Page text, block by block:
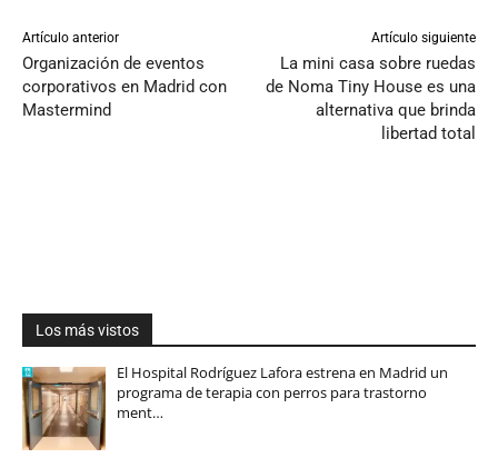
Artículo anterior
Organización de eventos
corporativos en Madrid con
Mastermind
Artículo siguiente
La mini casa sobre ruedas
de Noma Tiny House es una
alternativa que brinda
libertad total
Los más vistos
El Hospital Rodríguez Lafora estrena en Madrid un
programa de terapia con perros para trastorno
ment…